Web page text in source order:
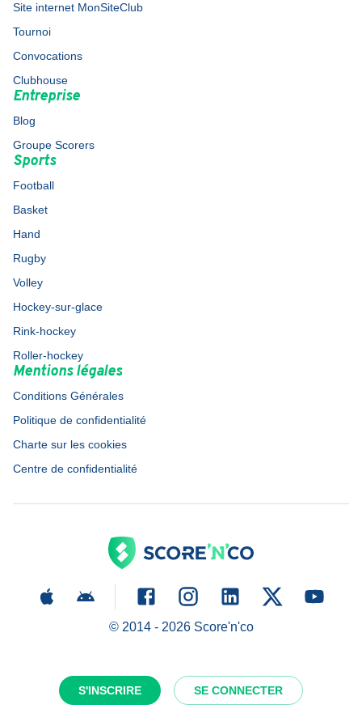
S'INSCRIRE SE CONNECTER
Site internet MonSiteClub
Tournoi
Convocations
Clubhouse
Entreprise
Blog
Groupe Scorers
Sports
Football
Basket
Hand
Rugby
Volley
Hockey-sur-glace
Rink-hockey
Roller-hockey
Mentions légales
Conditions Générales
Politique de confidentialité
Charte sur les cookies
Centre de confidentialité
© 2014 - 2026Score'n'co